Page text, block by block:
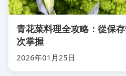
青花菜料理全攻略：從保
次掌握
2026年01月25日